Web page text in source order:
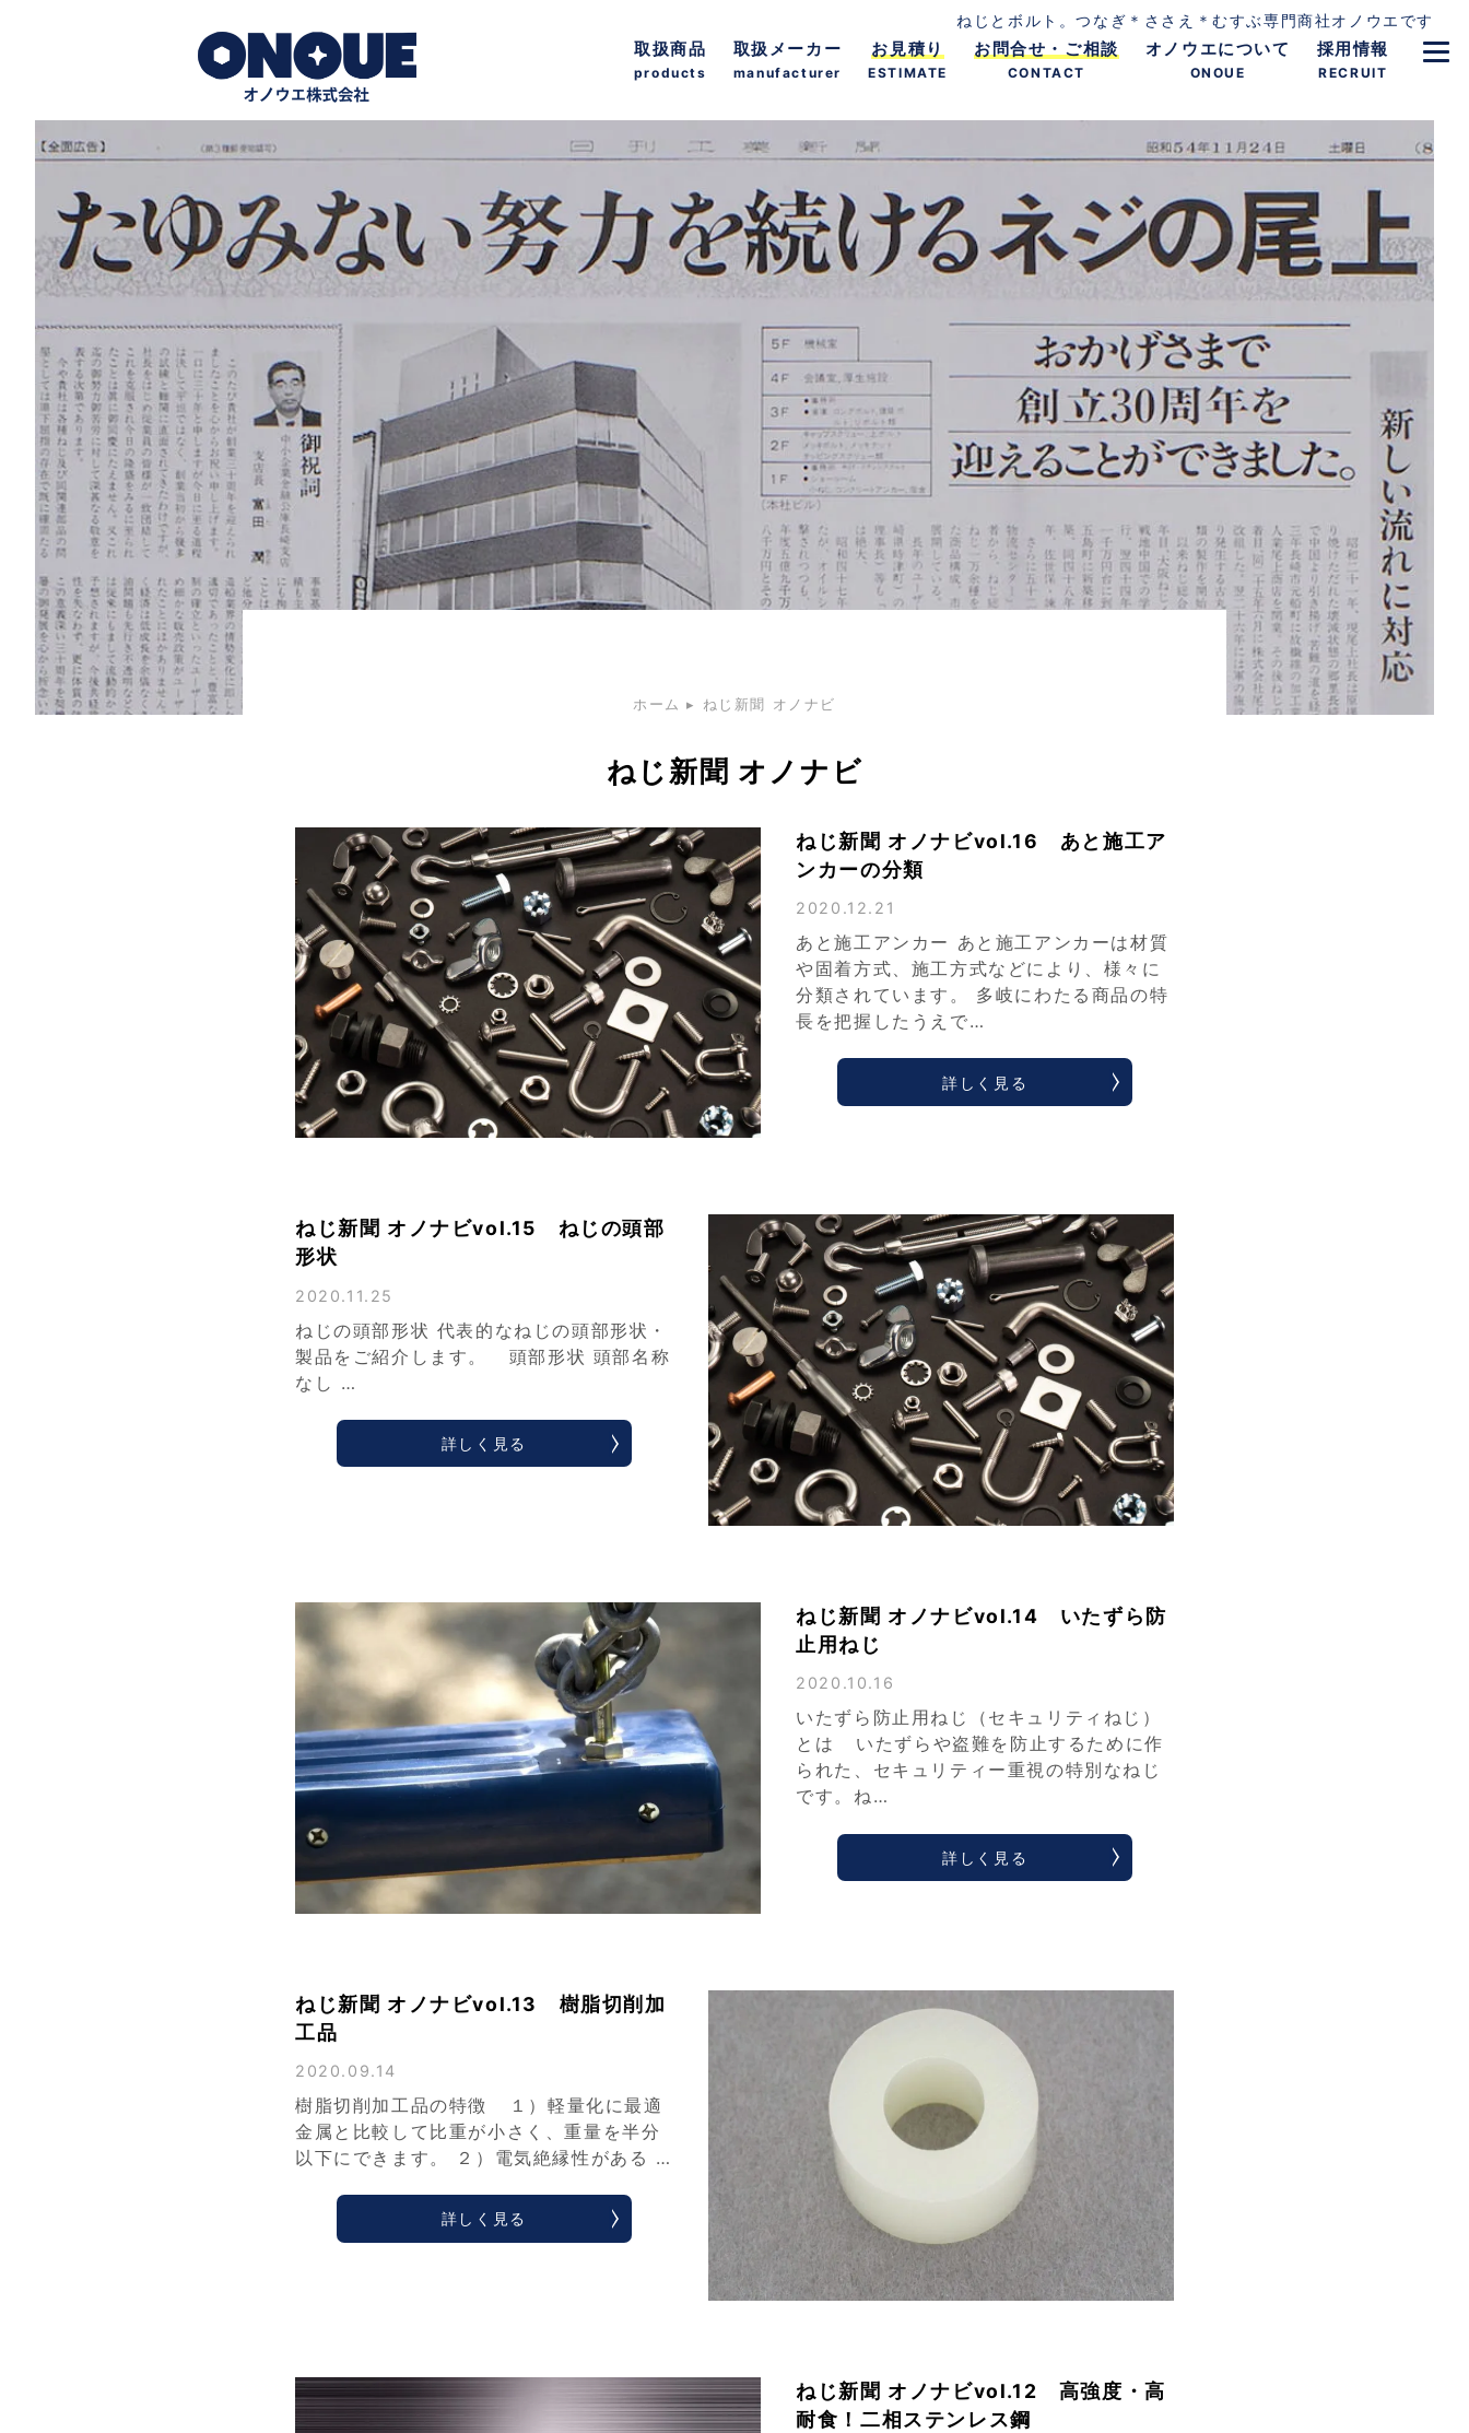
ねじとボルト。つなぎ＊ささえ＊むすぶ専門商社オノウエです
取扱商品
products
取扱メーカー
manufacturer
お見積り
ESTIMATE
お問合せ・ご相談
CONTACT
オノウエについて
ONOUE
採用情報
RECRUIT
ホーム ▸ ねじ新聞 オノナビ
ねじ新聞 オノナビ
ねじ新聞 オノナビvol.16 あと施工ア
ンカーの分類
2020.12.21
あと施工アンカー あと施工アンカーは材質
や固着方式、施工方式などにより、様々に
分類されています。 多岐にわたる商品の特
長を把握したうえで…
詳しく見る
ねじ新聞 オノナビvol.15 ねじの頭部
形状
2020.11.25
ねじの頭部形状 代表的なねじの頭部形状・
製品をご紹介します。 頭部形状 頭部名称
なし …
詳しく見る
ねじ新聞 オノナビvol.14 いたずら防
止用ねじ
2020.10.16
いたずら防止用ねじ（セキュリティねじ）
とは いたずらや盗難を防止するために作
られた、セキュリティー重視の特別なねじ
です。ね…
詳しく見る
ねじ新聞 オノナビvol.13 樹脂切削加
工品
2020.09.14
樹脂切削加工品の特徴 １）軽量化に最適
金属と比較して比重が小さく、重量を半分
以下にできます。 ２）電気絶縁性がある …
詳しく見る
ねじ新聞 オノナビvol.12 高強度・高
耐食！二相ステンレス鋼